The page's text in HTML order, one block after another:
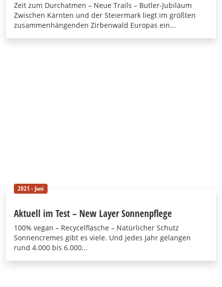
Zeit zum Durchatmen – Neue Trails – Butler-Jubiläum
Zwischen Kärnten und der Steiermark liegt im größten
zusammenhängenden Zirbenwald Europas ein...
2021 - Juni
Aktuell im Test – New Layer Sonnenpflege
100% vegan – Recycelflasche – Natürlicher Schutz
Sonnencremes gibt es viele. Und jedes Jahr gelangen
rund 4.000 bis 6.000...